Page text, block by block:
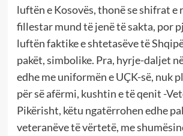
luftën e Kosovës, thonë se shifrat
fillestar mund të jenë të sakta, por
luftën faktike e shtetasëve të
pakët, simbolike. Pra, hyrje-daljet
edhe me uniformën e UÇK-së, nuk
për së afërmi, kushtin e të qenit -
Pikërisht, këtu ngatërrohen edhe
veteranëve të vërtetë, me